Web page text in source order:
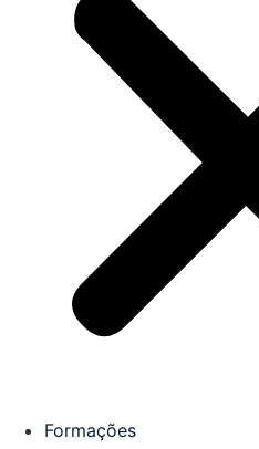
Formações